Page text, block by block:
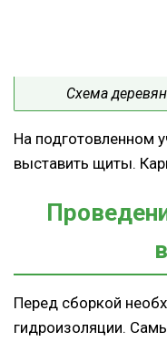
Схема
На подготовленном
выставить щиты.
Перед сборкой
гидроизоляции.